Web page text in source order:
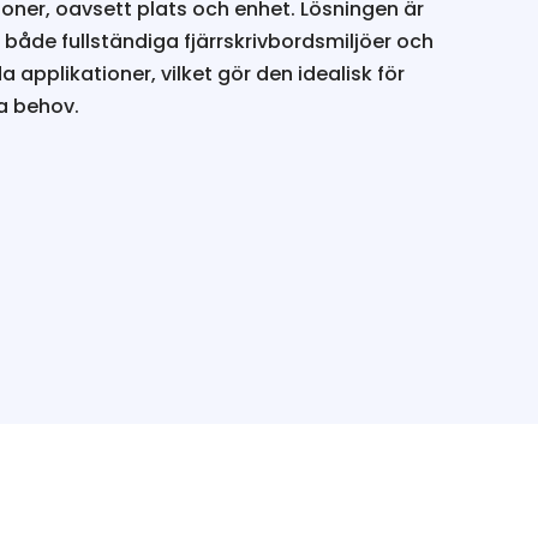
oavsett plats och enhet. Lösningen är
fullständiga fjärrskrivbordsmiljöer och
applikationer, vilket gör den idealisk för
behov.